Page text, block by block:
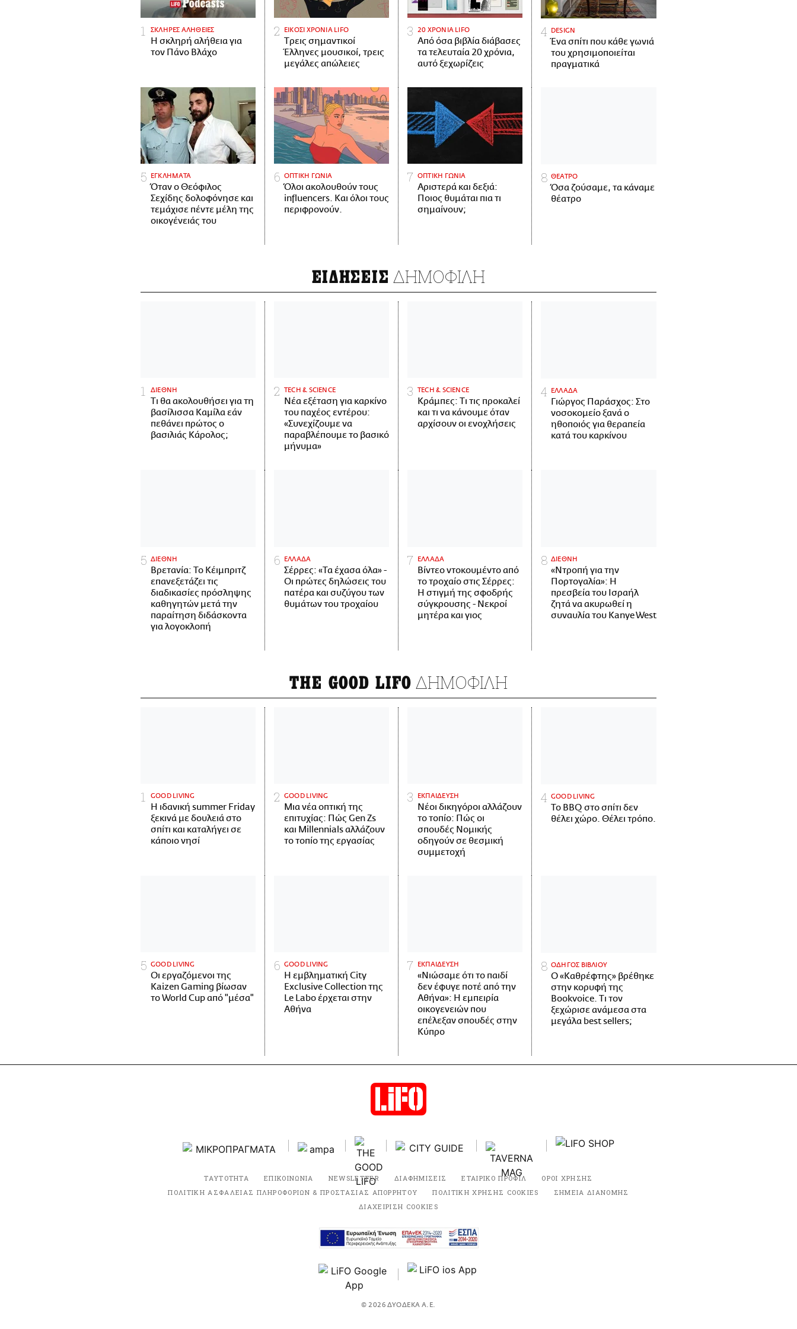
ΣΚΛΗΡΕΣ ΑΛΗΘΕΙΕΣ
H σκληρή αλήθεια για
τον Πάνο Βλάχο
ΕΙΚΟΣΙ ΧΡΟΝΙΑ LIFO
Tρεις σημαντικοί
Έλληνες μουσικοί, τρεις
μεγάλες απώλειες
20 ΧΡΟΝΙΑ LIFO
Από όσα βιβλία διάβασες
τα τελευταία 20 χρόνια,
αυτό ξεχωρίζεις
DESIGN
Ένα σπίτι που κάθε γωνιά
του χρησιμοποιείται
πραγματικά
ΕΓΚΛΗΜΑΤΑ
Όταν ο Θεόφιλος
Σεχίδης δολοφόνησε και
τεμάχισε πέντε μέλη της
οικογένειάς του
ΟΠΤΙΚΗ ΓΩΝΙΑ
Όλοι ακολουθούν τους
influencers. Και όλοι τους
περιφρονούν.
ΟΠΤΙΚΗ ΓΩΝΙΑ
Αριστερά και δεξιά:
Ποιος θυμάται πια τι
σημαίνουν;
ΘΕΑΤΡΟ
Όσα ζούσαμε, τα κάναμε
θέατρο
ΕΙΔΗΣΕΙΣ ΔΗΜΟΦΙΛΗ
ΔΙΕΘΝΗ
Τι θα ακολουθήσει για τη
βασίλισσα Καμίλα εάν
πεθάνει πρώτος ο
βασιλιάς Κάρολος;
ΤECH & SCIENCE
Νέα εξέταση για καρκίνο
του παχέος εντέρου:
«Συνεχίζουμε να
παραβλέπουμε το βασικό
μήνυμα»
ΤECH & SCIENCE
Κράμπες: Τι τις προκαλεί
και τι να κάνουμε όταν
αρχίσουν οι ενοχλήσεις
ΕΛΛΑΔΑ
Γιώργος Παράσχος: Στο
νοσοκομείο ξανά ο
ηθοποιός για θεραπεία
κατά του καρκίνου
ΔΙΕΘΝΗ
Βρετανία: Το Κέιμπριτζ
επανεξετάζει τις
διαδικασίες πρόσληψης
καθηγητών μετά την
παραίτηση διδάσκοντα
για λογοκλοπή
ΕΛΛΑΔΑ
Σέρρες: «Τα έχασα όλα» -
Οι πρώτες δηλώσεις του
πατέρα και συζύγου των
θυμάτων του τροχαίου
ΕΛΛΑΔΑ
Βίντεο ντοκουμέντο από
το τροχαίο στις Σέρρες:
Η στιγμή της σφοδρής
σύγκρουσης - Νεκροί
μητέρα και γιος
ΔΙΕΘΝΗ
«Ντροπή για την
Πορτογαλία»: Η
πρεσβεία του Ισραήλ
ζητά να ακυρωθεί η
συναυλία του Kanye West
THE GOOD LIFO ΔΗΜΟΦΙΛΗ
GOOD LIVING
Η ιδανική summer Friday
ξεκινά με δουλειά στο
σπίτι και καταλήγει σε
κάποιο νησί
GOOD LIVING
Μια νέα οπτική της
επιτυχίας: Πώς Gen Zs
και Millennials αλλάζουν
το τοπίο της εργασίας
ΕΚΠΑΙΔΕΥΣΗ
Νέοι δικηγόροι αλλάζουν
το τοπίο: Πώς οι
σπουδές Νομικής
οδηγούν σε θεσμική
συμμετοχή
GOOD LIVING
Το BBQ στο σπίτι δεν
θέλει χώρο. Θέλει τρόπο.
GOOD LIVING
Οι εργαζόμενοι της
Kaizen Gaming βίωσαν
το World Cup από "μέσα"
GOOD LIVING
Η εμβληματική City
Exclusive Collection της
Le Labo έρχεται στην
Αθήνα
ΕΚΠΑΙΔΕΥΣΗ
«Νιώσαμε ότι το παιδί
δεν έφυγε ποτέ από την
Αθήνα»: Η εμπειρία
οικογενειών που
επέλεξαν σπουδές στην
Κύπρο
ΟΔΗΓΟΣ ΒΙΒΛΙΟΥ
Ο «Καθρέφτης» βρέθηκε
στην κορυφή της
Bookvoice. Τι τον
ξεχώρισε ανάμεσα στα
μεγάλα best sellers;
ΤΑΥΤΟΤΗΤΑ ΕΠΙΚΟΙΝΩΝΙΑ NEWSLETTER ΔΙΑΦΗΜΙΣΕΙΣ ΕΤΑΙΡΙΚΟ ΠΡΟΦΙΛ
ΟΡΟΙ ΧΡΗΣΗΣ
ΠΟΛΙΤΙΚΗ ΑΣΦΑΛΕΙΑΣ ΠΛΗΡΟΦΟΡΙΩΝ & ΠΡΟΣΤΑΣΙΑΣ ΑΠΟΡΡΗΤΟΥ
ΠΟΛΙΤΙΚΗ ΧΡΗΣΗΣ COOKIES
ΣΗΜΕΙΑ ΔΙΑΝΟΜΗΣ
ΔΙΑΧΕΙΡΙΣΗ COOKIES
© 2026 ΔΥΟΔΕΚΑ Α.Ε.